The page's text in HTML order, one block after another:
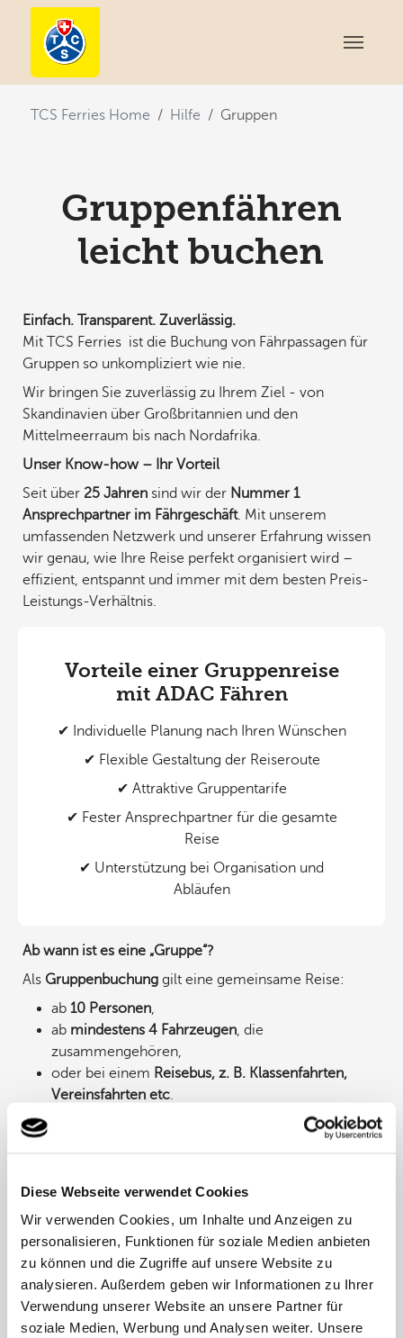
Diese Webseite verwendet Cookies
Wir verwenden Cookies, um Inhalte und Anzeigen zu
personalisieren, Funktionen für soziale Medien anbieten
zu können und die Zugriffe auf unsere Website zu
analysieren. Außerdem geben wir Informationen zu Ihrer
Verwendung unserer Website an unsere Partner für
soziale Medien, Werbung und Analysen weiter. Unsere
TCS Ferries Home Hilfe Gruppen
Gruppenfähren
leicht buchen
Einfach. Transparent. Zuverlässig.
Mit TCS Ferries ist die Buchung von Fährpassagen für
Gruppen so unkompliziert wie nie.
Wir bringen Sie zuverlässig zu Ihrem Ziel - von
Skandinavien über Großbritannien und den
Mittelmeerraum bis nach Nordafrika.
Unser Know-how – Ihr Vorteil
Seit über 25 Jahrensind wir der Nummer 1
Ansprechpartner im Fährgeschäft. Mit unserem
umfassenden Netzwerk und unserer Erfahrung wissen
wir genau, wie Ihre Reise perfekt organisiert wird –
effizient, entspannt und immer mit dem besten Preis-
Leistungs-Verhältnis.
Vorteile einer Gruppenreise
mit ADAC Fähren
✔ Individuelle Planung nach Ihren Wünschen
✔ Flexible Gestaltung der Reiseroute
✔ Attraktive Gruppentarife
✔ Fester Ansprechpartner für die gesamte
Reise
✔ Unterstützung bei Organisation und
Abläufen
Ab wann ist es eine „Gruppe“?
Als Gruppenbuchunggilt eine gemeinsame Reise:
ab 10 Personen,
ab mindestens 4 Fahrzeugen, die
zusammengehören,
oder bei einem Reisebus, z. B. Klassenfahrten,
Vereinsfahrten etc.
Ob Firmenveranstaltung, Vereinsausflug oder eine
oder mehreren Fahrzeugen reisen, kümmert sich
ADAC Fähren um die passende Organisation. Wir
finden für Sie die besten Fährverbindungen.
Gemeinsam reisen heißt mehr erleben. Eine
Gruppenreise mit ADAC Fähren bedeutet: von Anfang